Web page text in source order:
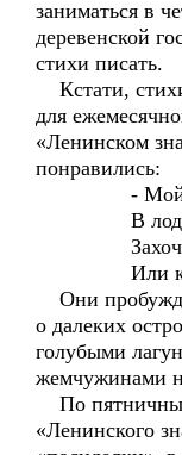
заниматься в
деревенской
стихи писать.
Кстати,
для
«Ленинском
понравились:
- Мой
В лодке,
Захочу
Или курс
Они
о далеких
голубыми
жемчужинами
По
«Ленинского